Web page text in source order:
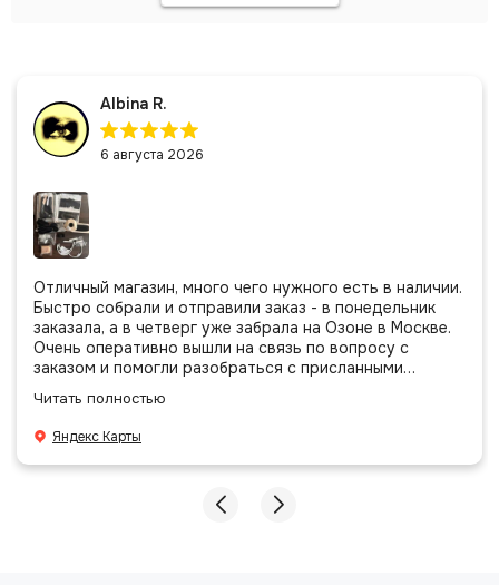
Albina R.
6 августа 2026
Отличный магазин, много чего нужного есть в наличии.
Быстро собрали и отправили заказ - в понедельник
заказала, а в четверг уже забрала на Озоне в Москве.
Очень оперативно вышли на связь по вопросу с
заказом и помогли разобраться с присланными
даже есть подарочек, очень приятно. Спасибо
большое команде!
Читать полностью
Яндекс Карты